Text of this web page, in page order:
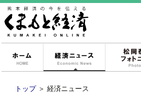
経済ニュース
トップ ＞ 経済ニュース